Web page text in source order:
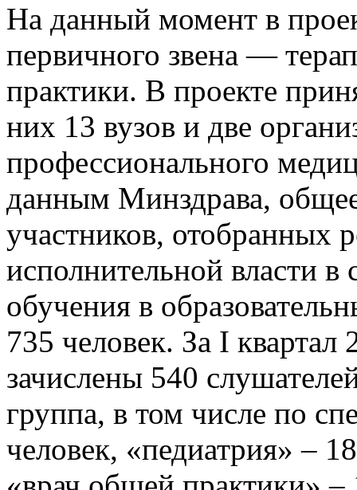
На данный момент в
первичного звена —
практики. В проекте
них 13 вузов и две
профессионального
данным Минздрава,
участников, отобранных
исполнительной власти в
обучения в
735 человек. За I квартал
зачислены 540
группа, в том числе по
человек, «педиатрия» –